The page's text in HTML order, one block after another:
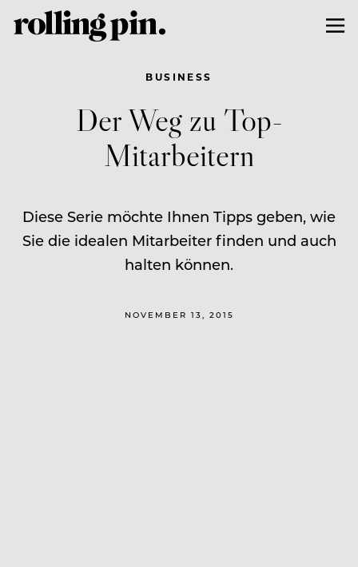
BUSINESS
Der Weg zu Top-
Mitarbeitern
Diese Serie möchte Ihnen Tipps geben, wie
Sie die idealen Mitarbeiter finden und auch
halten können.
NOVEMBER 13, 2015